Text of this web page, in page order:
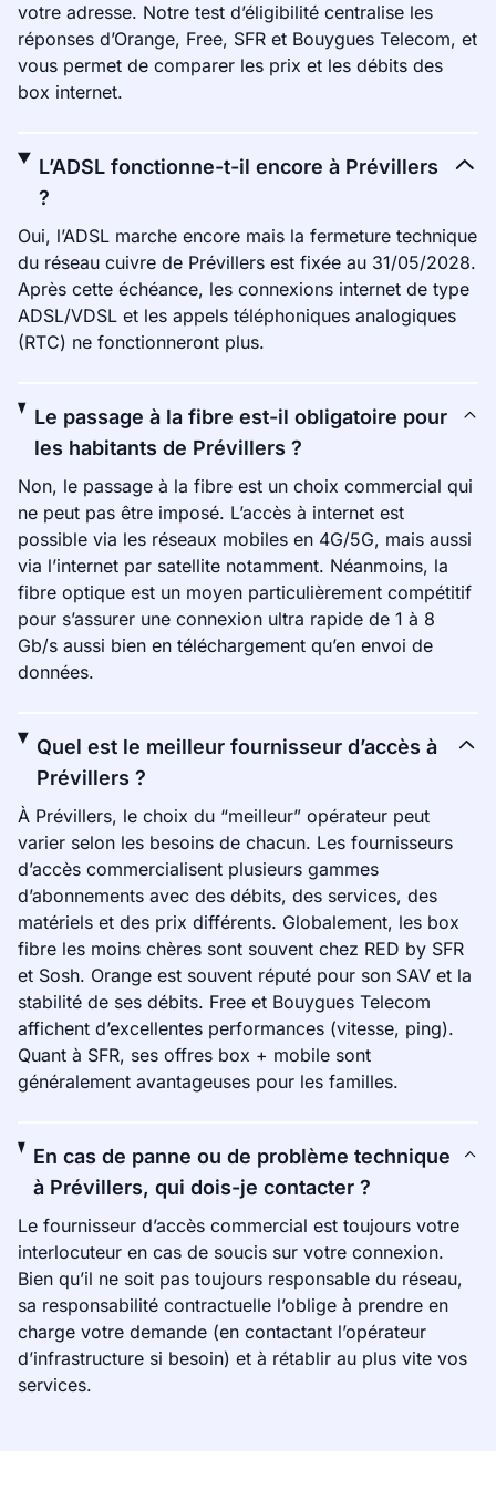
votre adresse. Notre test d’éligibilité centralise les
réponses d’Orange, Free, SFR et Bouygues Telecom, et
vous permet de comparer les prix et les débits des
box internet.
L’ADSL fonctionne-t-il encore à Prévillers
?
Oui, l’ADSL marche encore mais la fermeture technique
du réseau cuivre de Prévillers est fixée au 31/05/2028.
Après cette échéance, les connexions internet de type
ADSL/VDSL et les appels téléphoniques analogiques
(RTC) ne fonctionneront plus.
Le passage à la fibre est-il obligatoire pour
les habitants de Prévillers ?
Non, le passage à la fibre est un choix commercial qui
ne peut pas être imposé. L’accès à internet est
possible via les réseaux mobiles en 4G/5G, mais aussi
via l’internet par satellite notamment. Néanmoins, la
fibre optique est un moyen particulièrement compétitif
pour s’assurer une connexion ultra rapide de 1 à 8
Gb/s aussi bien en téléchargement qu’en envoi de
données.
Quel est le meilleur fournisseur d’accès à
Prévillers ?
À Prévillers, le choix du “meilleur” opérateur peut
varier selon les besoins de chacun. Les fournisseurs
d’accès commercialisent plusieurs gammes
d’abonnements avec des débits, des services, des
matériels et des prix différents. Globalement, les box
fibre les moins chères sont souvent chez RED by SFR
et Sosh. Orange est souvent réputé pour son SAV et la
stabilité de ses débits. Free et Bouygues Telecom
affichent d’excellentes performances (vitesse, ping).
Quant à SFR, ses offres box + mobile sont
généralement avantageuses pour les familles.
En cas de panne ou de problème technique
à Prévillers, qui dois-je contacter ?
Le fournisseur d’accès commercial est toujours votre
interlocuteur en cas de soucis sur votre connexion.
Bien qu’il ne soit pas toujours responsable du réseau,
sa responsabilité contractuelle l’oblige à prendre en
charge votre demande (en contactant l’opérateur
d’infrastructure si besoin) et à rétablir au plus vite vos
services.